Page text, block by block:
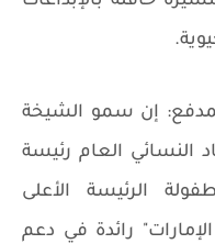
إن سمو الشيخة
النسائي العام رئيسة
الرئيسة الأعلى
رائدة في دعم